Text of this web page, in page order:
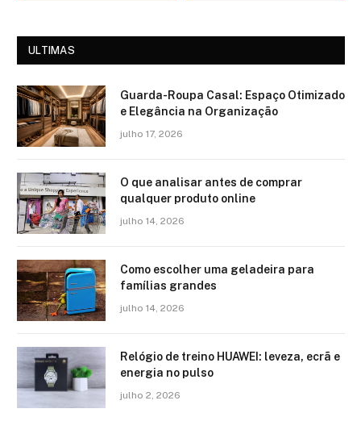
ULTIMAS
Guarda-Roupa Casal: Espaço Otimizado
e Elegância na Organização
julho 17, 2026
O que analisar antes de comprar
qualquer produto online
julho 14, 2026
Como escolher uma geladeira para
famílias grandes
julho 14, 2026
Relógio de treino​ HUAWEI: leveza, ecrã e
energia no pulso
julho 2, 2026